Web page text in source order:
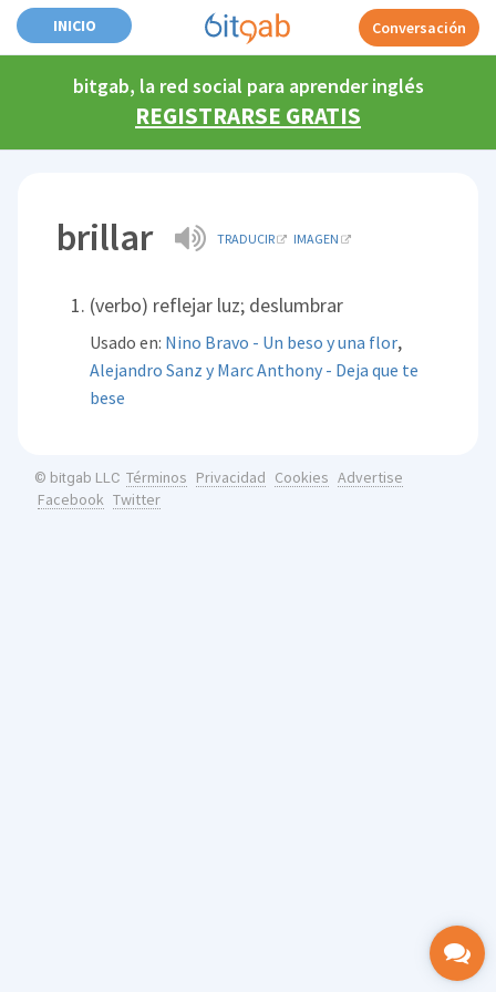
INICIO Conversación
bitgab, la red social para aprender inglés
REGISTRARSE GRATIS
brillar TRADUCIR IMAGEN
(verbo) reflejar luz; deslumbrar
Usado en: Nino Bravo - Un beso y una flor,
Alejandro Sanz y Marc Anthony - Deja que te
bese
© bitgab LLC Términos Privacidad Cookies Advertise
Facebook Twitter